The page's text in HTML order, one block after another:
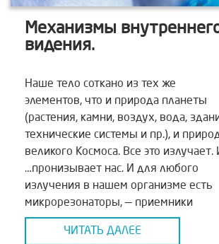
Механизмы
видения.
Наше тело соткано из тех же
элементов, что и природа планеты
(растения, камни, воздух, вода,
технические системы и пр.), и
великого Космоса. Все это излучает.
…пронизывает нас. И для любого
излучения в нашем организме есть
микрорезонаторы, — приемники
излучений. Мы просто не получили от
предыдущих поколений опыта
ЧИТАТЬ ДАЛЕЕ